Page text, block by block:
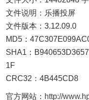
文件说明：乐播投屏
文件版本：3.12.09.0
MD5：
SHA1：
1F
CRC32：4B445CD8
官方网站： http://